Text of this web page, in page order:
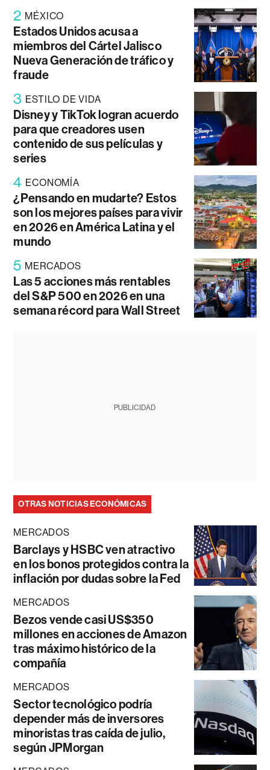
2 MÉXICO
Estados Unidos acusa a
miembros del Cártel Jalisco
Nueva Generación de tráfico y
fraude
3 ESTILO DE VIDA
Disney y TikTok logran acuerdo
para que creadores usen
contenido de sus películas y
series
4 ECONOMÍA
¿Pensando en mudarte? Estos
son los mejores países para vivir
en 2026 en América Latina y el
mundo
5 MERCADOS
Las 5 acciones más rentables
del S&P 500 en 2026 en una
semana récord para Wall Street
PUBLICIDAD
OTRAS NOTICIAS ECONÓMICAS
MERCADOS
Barclays y HSBC ven atractivo
en los bonos protegidos contra la
inflación por dudas sobre la Fed
MERCADOS
Bezos vende casi US$350
millones en acciones de Amazon
tras máximo histórico de la
compañía
MERCADOS
Sector tecnológico podría
depender más de inversores
minoristas tras caída de julio,
según JPMorgan